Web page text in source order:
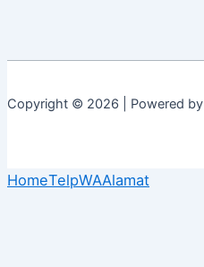
Copyright © 2026 | Powered by
HomeTelpWAAlamat